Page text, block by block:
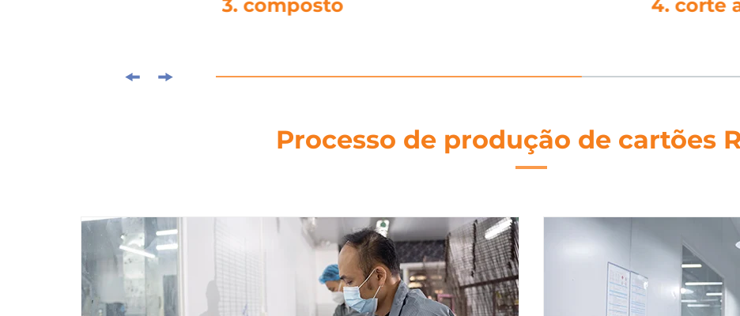
4. corte a moagem 5.
Processo de produção de cartões